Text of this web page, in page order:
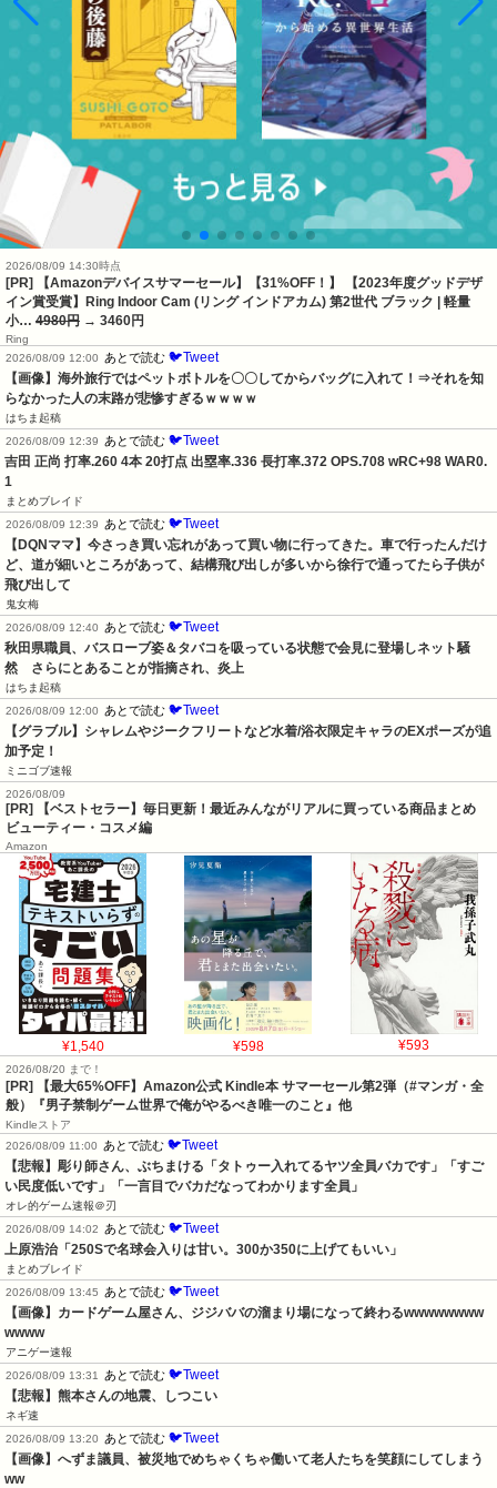
2026/08/09 14:30時点
[PR] 【Amazonデバイスサマーセール】【31%OFF！】 【2023年度グッドデザ
イン賞受賞】Ring Indoor Cam (リング インドアカム) 第2世代 ブラック | 軽量
小… 4980円 → 3460円
Ring
2026/08/09 12:00
あとで読む 🐦Tweet
【画像】海外旅行ではペットボトルを〇〇してからバッグに入れて！⇒それを知
らなかった人の末路が悲惨すぎるｗｗｗｗ
はちま起稿
2026/08/09 12:39
あとで読む 🐦Tweet
吉田 正尚 打率.260 4本 20打点 出塁率.336 長打率.372 OPS.708 wRC+98 WAR0.
1
まとめブレイド
2026/08/09 12:39
あとで読む 🐦Tweet
【DQNママ】今さっき買い忘れがあって買い物に行ってきた。車で行ったんだけ
ど、道が細いところがあって、結構飛び出しが多いから徐行で通ってたら子供が
飛び出して
鬼女梅
2026/08/09 12:40
あとで読む 🐦Tweet
秋田県職員、バスローブ姿＆タバコを吸っている状態で会見に登場しネット騒
然　さらにとあることが指摘され、炎上
はちま起稿
2026/08/09 12:00
あとで読む 🐦Tweet
【グラブル】シャレムやジークフリートなど水着/浴衣限定キャラのEXポーズが追
加予定！
ミニゴブ速報
2026/08/09
[PR] 【ベストセラー】毎日更新！最近みんながリアルに買っている商品まとめ
ビューティー・コスメ編
Amazon
¥1,540 ¥598 ¥593
2026/08/20 まで！
[PR]
【最大65%OFF】Amazon公式 Kindle本 サマーセール第2弾（#マンガ・全
般）『男子禁制ゲーム世界で俺がやるべき唯一のこと』他
Kindleストア
2026/08/09 11:00
あとで読む 🐦Tweet
【悲報】彫り師さん、ぶちまける「タトゥー入れてるヤツ全員バカです」「すご
い民度低いです」「一言目でバカだなってわかります全員」
オレ的ゲーム速報＠刃
2026/08/09 14:02
あとで読む 🐦Tweet
上原浩治「250Sで名球会入りは甘い。300か350に上げてもいい」
まとめブレイド
2026/08/09 13:45
あとで読む 🐦Tweet
【画像】カードゲーム屋さん、ジジババの溜まり場になって終わるwwwwwwww
wwww
アニゲー速報
2026/08/09 13:31
あとで読む 🐦Tweet
【悲報】熊本さんの地震、しつこい
ネギ速
2026/08/09 13:20
あとで読む 🐦Tweet
【画像】へずま議員、被災地でめちゃくちゃ働いて老人たちを笑顔にしてしまう
ww